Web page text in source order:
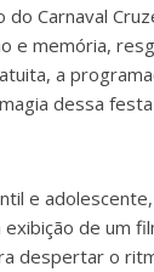
Carnaval
e memória,
a
dessa
e
de um
despertar o